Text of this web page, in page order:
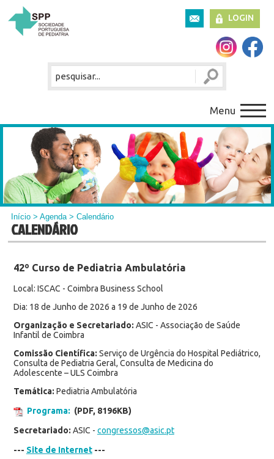
LOGIN
Menu
Início >Agenda> Calendário
CALENDÁRIO
42º Curso de Pediatria Ambulatória
Local: ISCAC - Coimbra Business School
Dia: 18 de Junho de 2026 a 19 de Junho de 2026
Organização e Secretariado: ASIC - Associação de Saúde
Infantil de Coimbra
Comissão Científica: Serviço de Urgência do Hospital Pediátrico,
Consulta de Pediatria Geral, Consulta de Medicina do
Adolescente – ULS Coimbra
Temática: Pediatria Ambulatória
Programa: (PDF, 8196KB)
Secretariado: ASIC - congressos@asic.pt
--- Site de Internet---